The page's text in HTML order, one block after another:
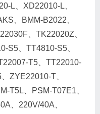
L、XD22010-L、
、BMM-B2022、
、TK22020Z、
S5、TT4810-S5、
T5、TT22010-
ZYE22010-T、
T5L、PSM-T07E1、
、220V/40A、